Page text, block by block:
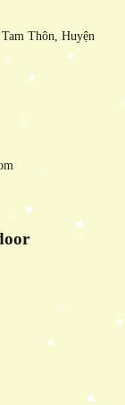
Thôn, Huyện